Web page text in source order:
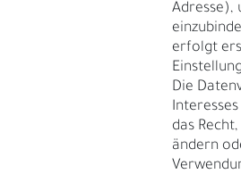
Ü
Wunschliste
Warenkorb
Kasse
Adresse),
erfolgt
Die
das
ändern